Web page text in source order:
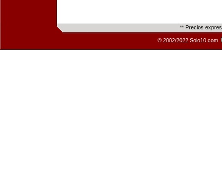
** Precios
© 2002/2022 Solo10.com